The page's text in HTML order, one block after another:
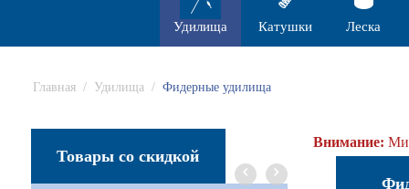
Удилища Катушки Леска
Главная / Удилища / Фидерные удилища
Товары со скидкой
Внимание: